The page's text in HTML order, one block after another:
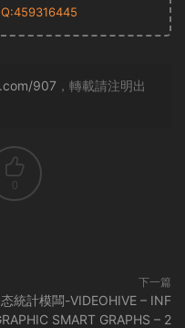
907 ，轉載請注明出
0
下一篇
統計模闆-VIDEOHIVE – INF
SMART GRAPHS – 2